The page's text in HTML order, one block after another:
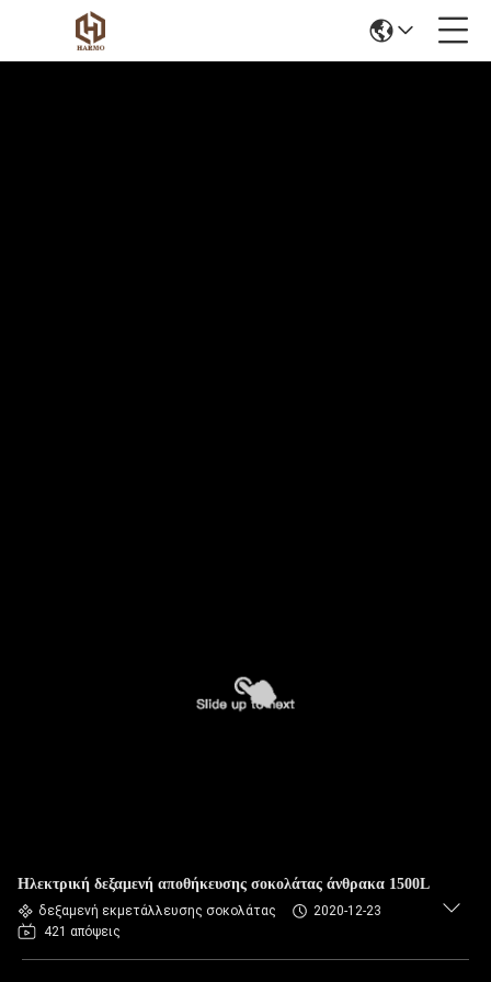
Ηλεκτρική δεξαμενή αποθήκευσης σοκολάτας άνθρακα 1500L
δεξαμενή εκμετάλλευσης σοκολάτας
2020-12-23
421 απόψεις